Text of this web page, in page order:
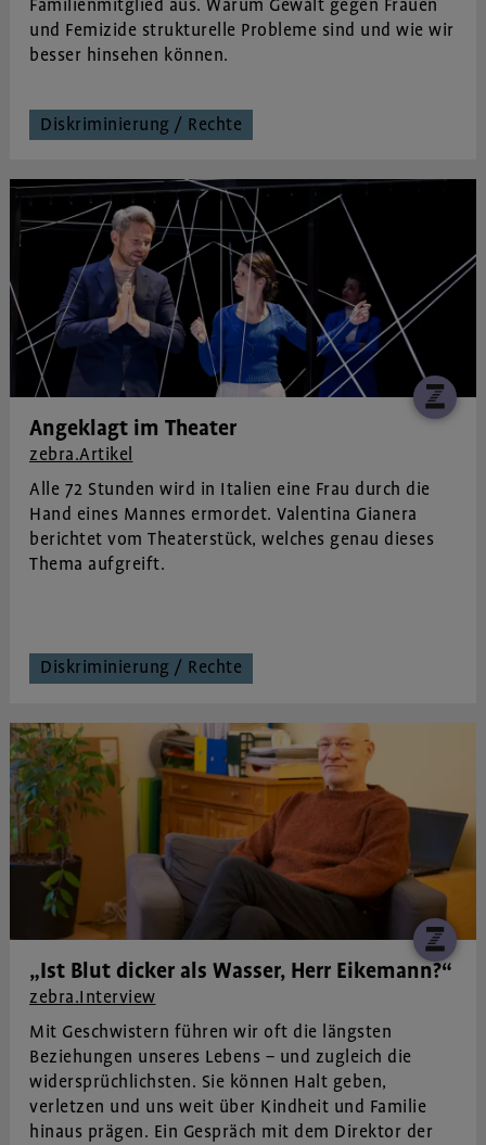
Familienmitglied aus. Warum Gewalt gegen Frauen
und Femizide strukturelle Probleme sind und wie wir
besser hinsehen können.
Diskriminierung / Rechte
Angeklagt im Theater
zebra.Artikel
Alle 72 Stunden wird in Italien eine Frau durch die
Hand eines Mannes ermordet. Valentina Gianera
berichtet vom Theaterstück, welches genau dieses
Thema aufgreift.
Diskriminierung / Rechte
„Ist Blut dicker als Wasser, Herr Eikemann?“
zebra.Interview
Mit Geschwistern führen wir oft die längsten
Beziehungen unseres Lebens – und zugleich die
widersprüchlichsten. Sie können Halt geben,
verletzen und uns weit über Kindheit und Familie
hinaus prägen. Ein Gespräch mit dem Direktor der